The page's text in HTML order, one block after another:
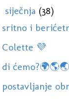
siječnja (38)
sritno i
Colette 💜
di
postavljanje